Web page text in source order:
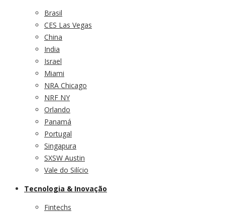
Brasil
CES Las Vegas
China
India
Israel
Miami
NRA Chicago
NRF NY
Orlando
Panamá
Portugal
Singapura
SXSW Austin
Vale do Silício
Tecnologia & Inovação
Fintechs